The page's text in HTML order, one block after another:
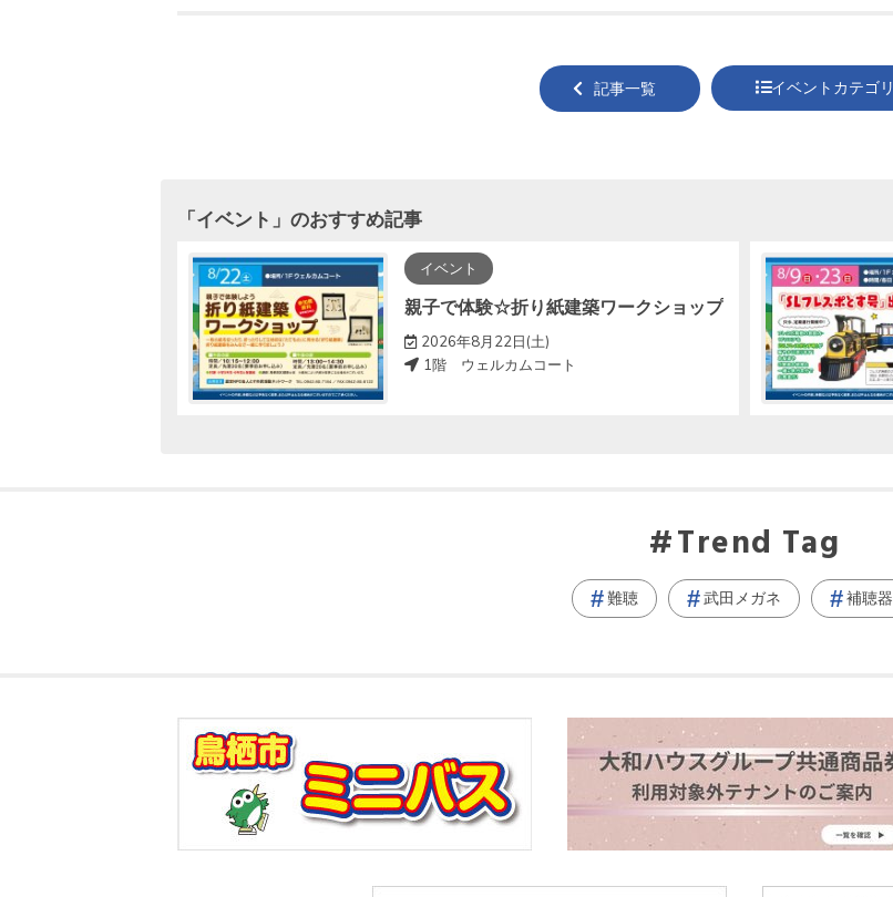
記事一覧 イベントカテゴリ
「イベント 」のおすすめ記事
イベント
親子で体験☆折り紙建築ワークショップ
2026年8月22日(土)
1階 ウェルカムコート
Trend Tag
難聴 武田メガネ 補聴器